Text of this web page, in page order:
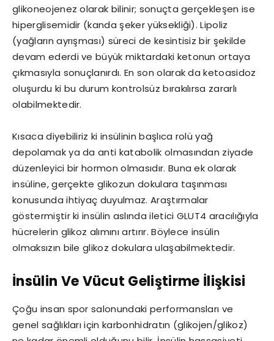
glikoneojenez olarak bilinir; sonuçta gerçekleşen ise
hiperglisemidir (kanda şeker yüksekliği). Lipoliz
(yağların ayrışması) süreci de kesintisiz bir şekilde
devam ederdi ve büyük miktardaki ketonun ortaya
çıkmasıyla sonuçlanırdı. En son olarak da ketoasidoz
oluşurdu ki bu durum kontrolsüz bırakılırsa zararlı
olabilmektedir.
Kısaca diyebiliriz ki insülinin başlıca rolü yağ
depolamak ya da anti katabolik olmasından ziyade
düzenleyici bir hormon olmasıdır. Buna ek olarak
insüline, gerçekte glikozun dokulara taşınması
konusunda ihtiyaç duyulmaz. Araştırmalar
göstermiştir ki insülin aslında iletici GLUT4 aracılığıyla
hücrelerin glikoz alımını artırır. Böylece insülin
olmaksızın bile glikoz dokulara ulaşabilmektedir.
İnsülin Ve Vücut Geliştirme İlişkisi
Çoğu insan spor salonundaki performansları ve
genel sağlıkları için karbonhidratın (glikojen/glikoz)